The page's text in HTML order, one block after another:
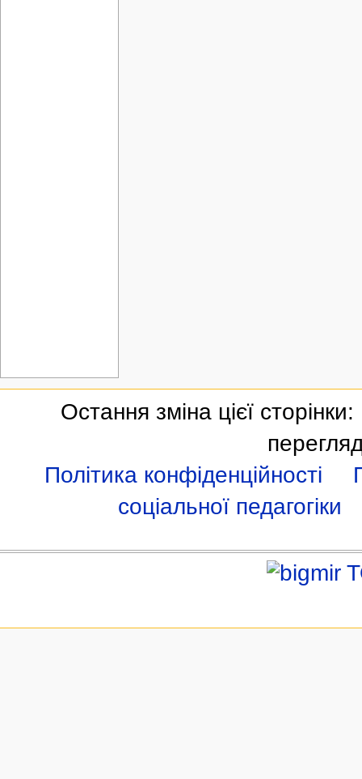
Остання зміна цієї
Політика конфіденційності
соціальної педагогіки